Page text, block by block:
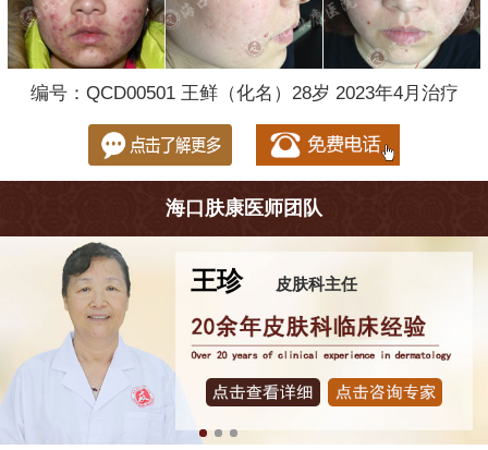
编号：QCD00501 王鲜（化名）28岁 2023年4月治疗
海口肤康医师团队
王珍 皮肤科主任